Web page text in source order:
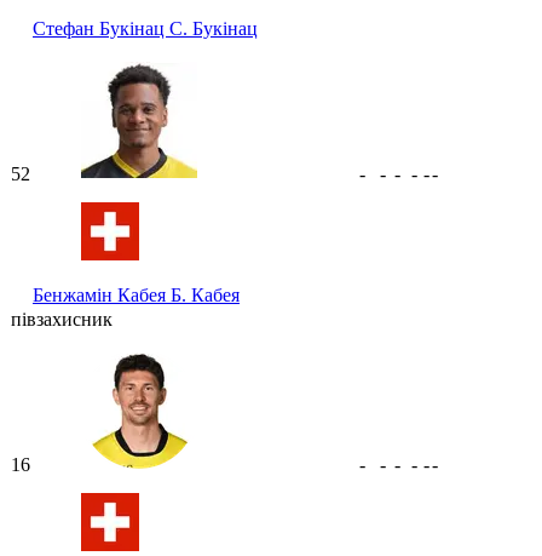
Стефан Букінац С. Букінац
52
Бенжамін Кабея Б. Кабея
- - - - --
півзахисник
16 - - - - --